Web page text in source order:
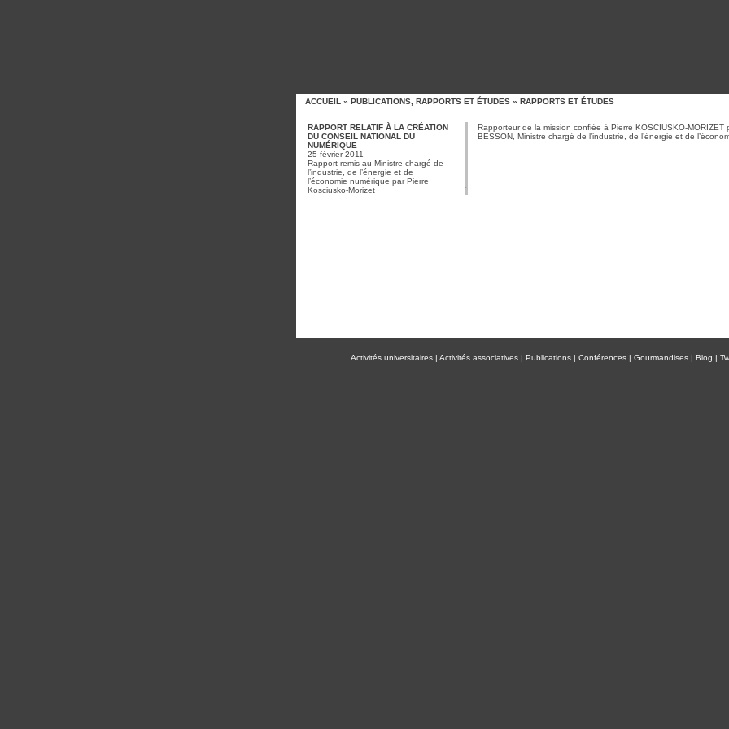
ACCUEIL » PUBLICATIONS, RAPPORTS ET ÉTUDES » RAPPORTS ET ÉTUDES
RAPPORT RELATIF À LA CRÉATION
DU CONSEIL NATIONAL DU
NUMÉRIQUE
25 février 2011
Rapport remis au Ministre chargé de
l’industrie, de l’énergie et de
l’économie numérique par Pierre
Kosciusko-Morizet
Rapporteur de la mission confiée à Pierre KOSCIUSKO-MORIZET
BESSON, Ministre chargé de l’industrie, de l’énergie et de
Activités universitaires| Activités associatives| Publications| Conférences| Gourmandises| Blog |